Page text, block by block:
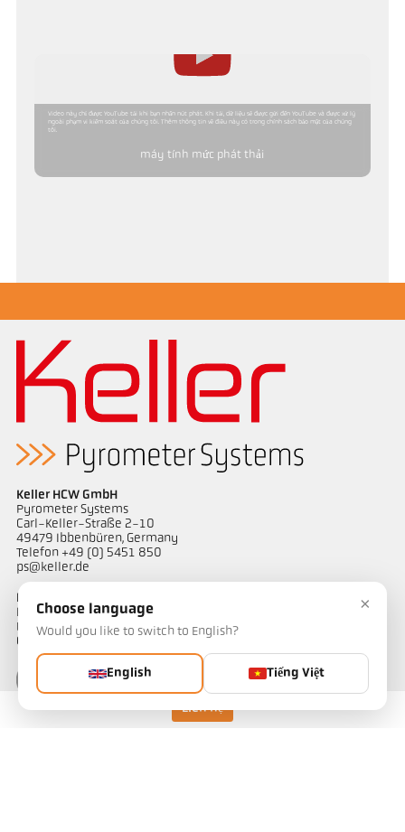
Liên hệ
Video này chỉ được YouTube tải khi bạn nhấn nút phát. Khi tải, dữ liệu sẽ được gửi đến YouTube và được xử lý
ngoài phạm vi kiểm soát của chúng tôi. Thêm thông tin về điều này có trong chính sách bảo mật của chúng
tôi.
máy tính mức phát thải
Keller HCW GmbH
Pyrometer Systems
Carl-Keller-Straße 2-10
49479 Ibbenbüren, Germany
Telefon +49 (0) 5451 850
ps@keller.de
Legal Notice
Privacy
GTC
×
Choose language
Would you like to switch to English?
English Tiếng Việt